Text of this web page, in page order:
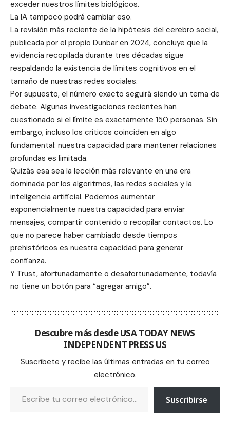
exceder nuestros límites biológicos.
La IA tampoco podrá cambiar eso.
La revisión más reciente de la hipótesis del cerebro social,
publicada por el propio Dunbar en 2024, concluye que la
evidencia recopilada durante tres décadas sigue
respaldando la existencia de límites cognitivos en el
tamaño de nuestras redes sociales.
Por supuesto, el número exacto seguirá siendo un tema de
debate. Algunas investigaciones recientes han
cuestionado si el límite es exactamente 150 personas. Sin
embargo, incluso los críticos coinciden en algo
fundamental: nuestra capacidad para mantener relaciones
profundas es limitada.
Quizás esa sea la lección más relevante en una era
dominada por los algoritmos, las redes sociales y la
inteligencia artificial. Podemos aumentar
exponencialmente nuestra capacidad para enviar
mensajes, compartir contenido o recopilar contactos. Lo
que no parece haber cambiado desde tiempos
prehistóricos es nuestra capacidad para generar
confianza.
Y Trust, afortunadamente o desafortunadamente, todavía
no tiene un botón para “agregar amigo”.
Descubre más desde USA TODAY NEWS
INDEPENDENT PRESS US
Suscríbete y recibe las últimas entradas en tu correo
electrónico.
Suscribirse